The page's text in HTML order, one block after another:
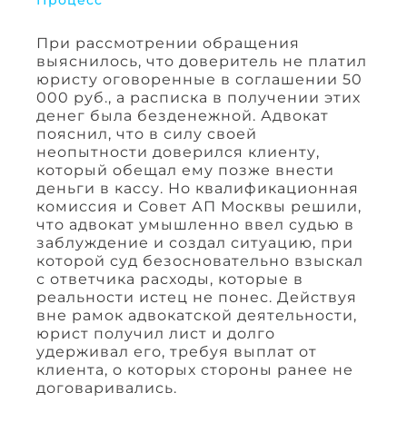
При рассмотрении обращения
выяснилось, что доверитель не платил
юристу оговоренные в соглашении 50
000 руб., а расписка в получении этих
денег была безденежной. Адвокат
пояснил, что в силу своей
неопытности доверился клиенту,
который обещал ему позже внести
деньги в кассу. Но квалификационная
комиссия и Совет АП Москвы решили,
что адвокат умышленно ввел судью в
заблуждение и создал ситуацию, при
которой суд безосновательно взыскал
с ответчика расходы, которые в
реальности истец не понес. Действуя
вне рамок адвокатской деятельности,
юрист получил лист и долго
удерживал его, требуя выплат от
клиента, о которых стороны ранее не
договаривались.